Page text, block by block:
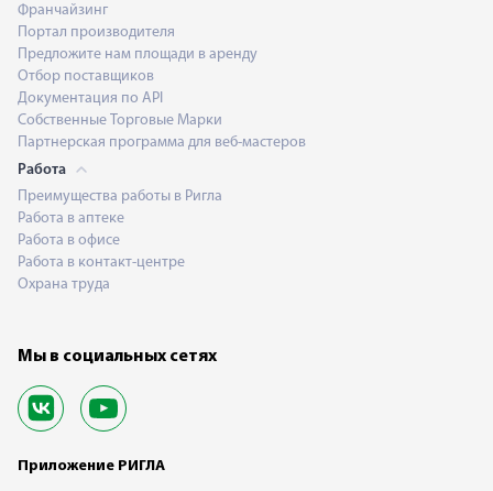
Франчайзинг
Портал производителя
Предложите нам площади в аренду
Отбор поставщиков
Документация по API
Собственные Торговые Марки
Партнерская программа для веб-мастеров
Работа
Преимущества работы в Ригла
Работа в аптеке
Работа в офисе
Работа в контакт-центре
Охрана труда
Мы в социальных сетях
Приложение РИГЛА